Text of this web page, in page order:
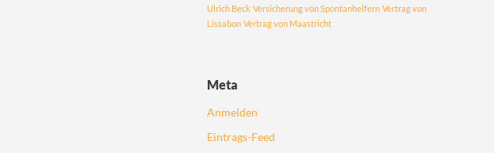
Ulrich Beck Versicherung von Spontanhelfern Vertrag von
Lissabon Vertrag von Maastricht
Meta
Anmelden
Eintrags-Feed